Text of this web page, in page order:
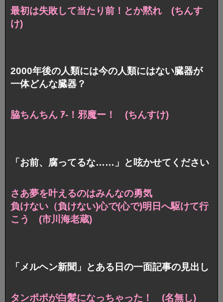
最初は失敗して当たり前！とか黙れ (ちんす
け)
2000年後の人類には今の人類にはない臓器が
一体どんな臓器？
脇ちんちん ｱ-！邪魔ー！ (ちんすけ)
「お前、腐ってるな……」と呟かせてください
さあ夢を叶えるのはみんなの勇気
負けない（負けない)心で(心で)明日へ駆けて行
こう (市川海老蔵)
「メルヘン新聞」とある日の一面記事の見出し
タンポポが白髪になっちゃった！ (名無し)